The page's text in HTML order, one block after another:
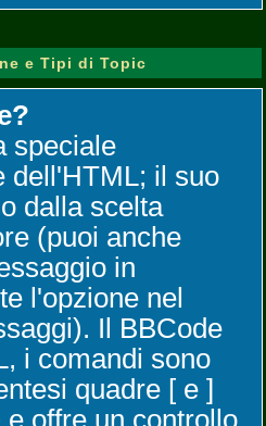
e Tipi di Topic
speciale
dell'HTML; il suo
dalla scelta
(puoi anche
in
l'opzione nel
Il BBCode
i comandi sono
quadre [ e ]
offre un controllo